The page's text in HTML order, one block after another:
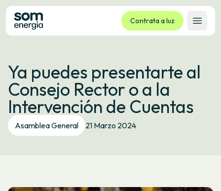
Contrata a luz
Abrir
Tarifas
Servizos
Empresas
La cooperativa
Contacto
Ya puedes presentarte al
Consejo Rector o a la
Intervención de Cuentas
Asamblea General 21 Marzo 2024